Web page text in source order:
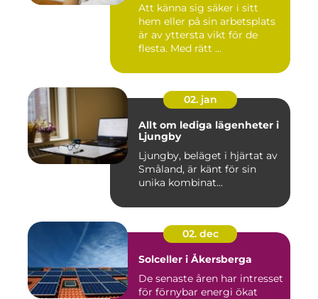
Att känna sig säker i sitt
hem eller på sin arbetsplats
är av yttersta vikt för de
flesta. Med rätt ...
02. jan
Allt om lediga lägenheter i
Ljungby
Ljungby, beläget i hjärtat av
Småland, är känt för sin
unika kombinat...
02. dec
Solceller i Åkersberga
De senaste åren har intresset
för förnybar energi ökat